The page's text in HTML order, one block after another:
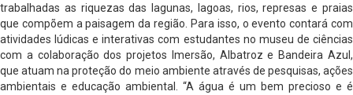
trabalhadas as riquezas das lagunas, lagoas, rios, represas e praias
que compõem a paisagem da região. Para isso, o evento contará com
atividades lúdicas e interativas com estudantes no museu de ciências
com a colaboração dos projetos Imersão, Albatroz e Bandeira Azul,
que atuam na proteção do meio ambiente através de pesquisas, ações
ambientais e educação ambiental. “A água é um bem precioso e é